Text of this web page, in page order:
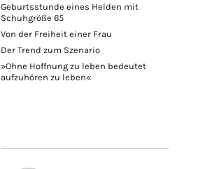
Geburtsstunde eines Helden mit
Schuhgröße 65
Von der Freiheit einer Frau
Der Trend zum Szenario
»Ohne Hoffnung zu leben bedeutet
aufzuhören zu leben«